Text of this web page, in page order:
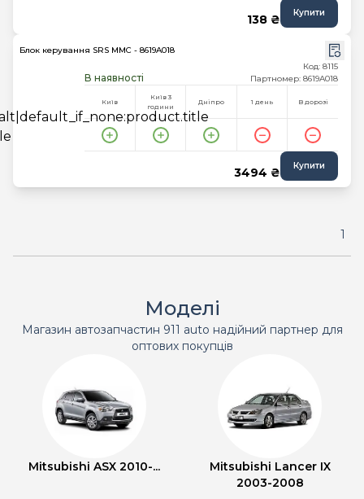
138 ₴ Купити
Блок керування SRS MMC - 8619A018
В наявності
Код: 8115
Партномер: 8619A018
Київ
Київ 3
години
Дніпро 1 день В дорозі
3494 ₴ Купити
1
Моделі
Магазин автозапчастин 911 auto надійний партнер для
оптових покупців
Mitsubishi ASX 2010-...
Mitsubishi Lancer IX
2003-2008